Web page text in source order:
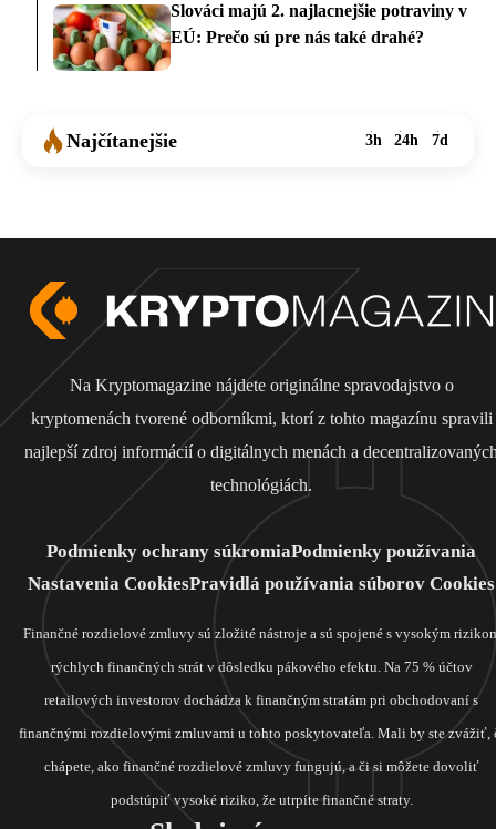
Slováci majú 2. najlacnejšie potraviny v
EÚ: Prečo sú pre nás také drahé?
Najčítanejšie 3h 24h 7d
Na Kryptomagazine nájdete originálne spravodajstvo o
kryptomenách tvorené odborníkmi, ktorí z tohto magazínu spravili
najlepší zdroj informácií o digitálnych menách a
technológiách.
Podmienky ochrany súkromiaPodmienky používania
Nastavenia CookiesPravidlá používania súborov Cookies
Finančné rozdielové zmluvy sú zložité nástroje a sú spojené s vysokým
rýchlych finančných strát v dôsledku pákového efektu. Na 75 % účtov
retailových investorov dochádza k finančným stratám pri obchodovaní s
finančnými rozdielovými zmluvami u tohto poskytovateľa. Mali by ste zvážiť,
chápete, ako finančné rozdielové zmluvy fungujú, a či si môžete dovoliť
podstúpiť vysoké riziko, že utrpíte finančné straty.